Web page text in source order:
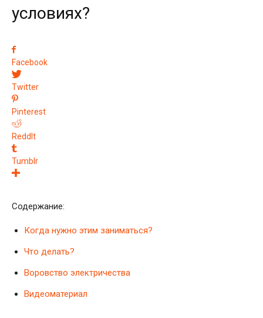
условиях?
Facebook
Twitter
Pinterest
ReddIt
Tumblr
Содержание:
Когда нужно этим заниматься?
Что делать?
Воровство электричества
Видеоматериал